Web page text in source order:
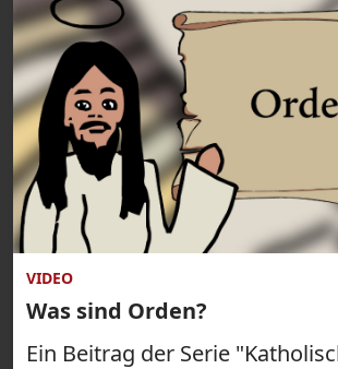
VIDEO
Was sind Orden?
Ein Beitrag der Serie